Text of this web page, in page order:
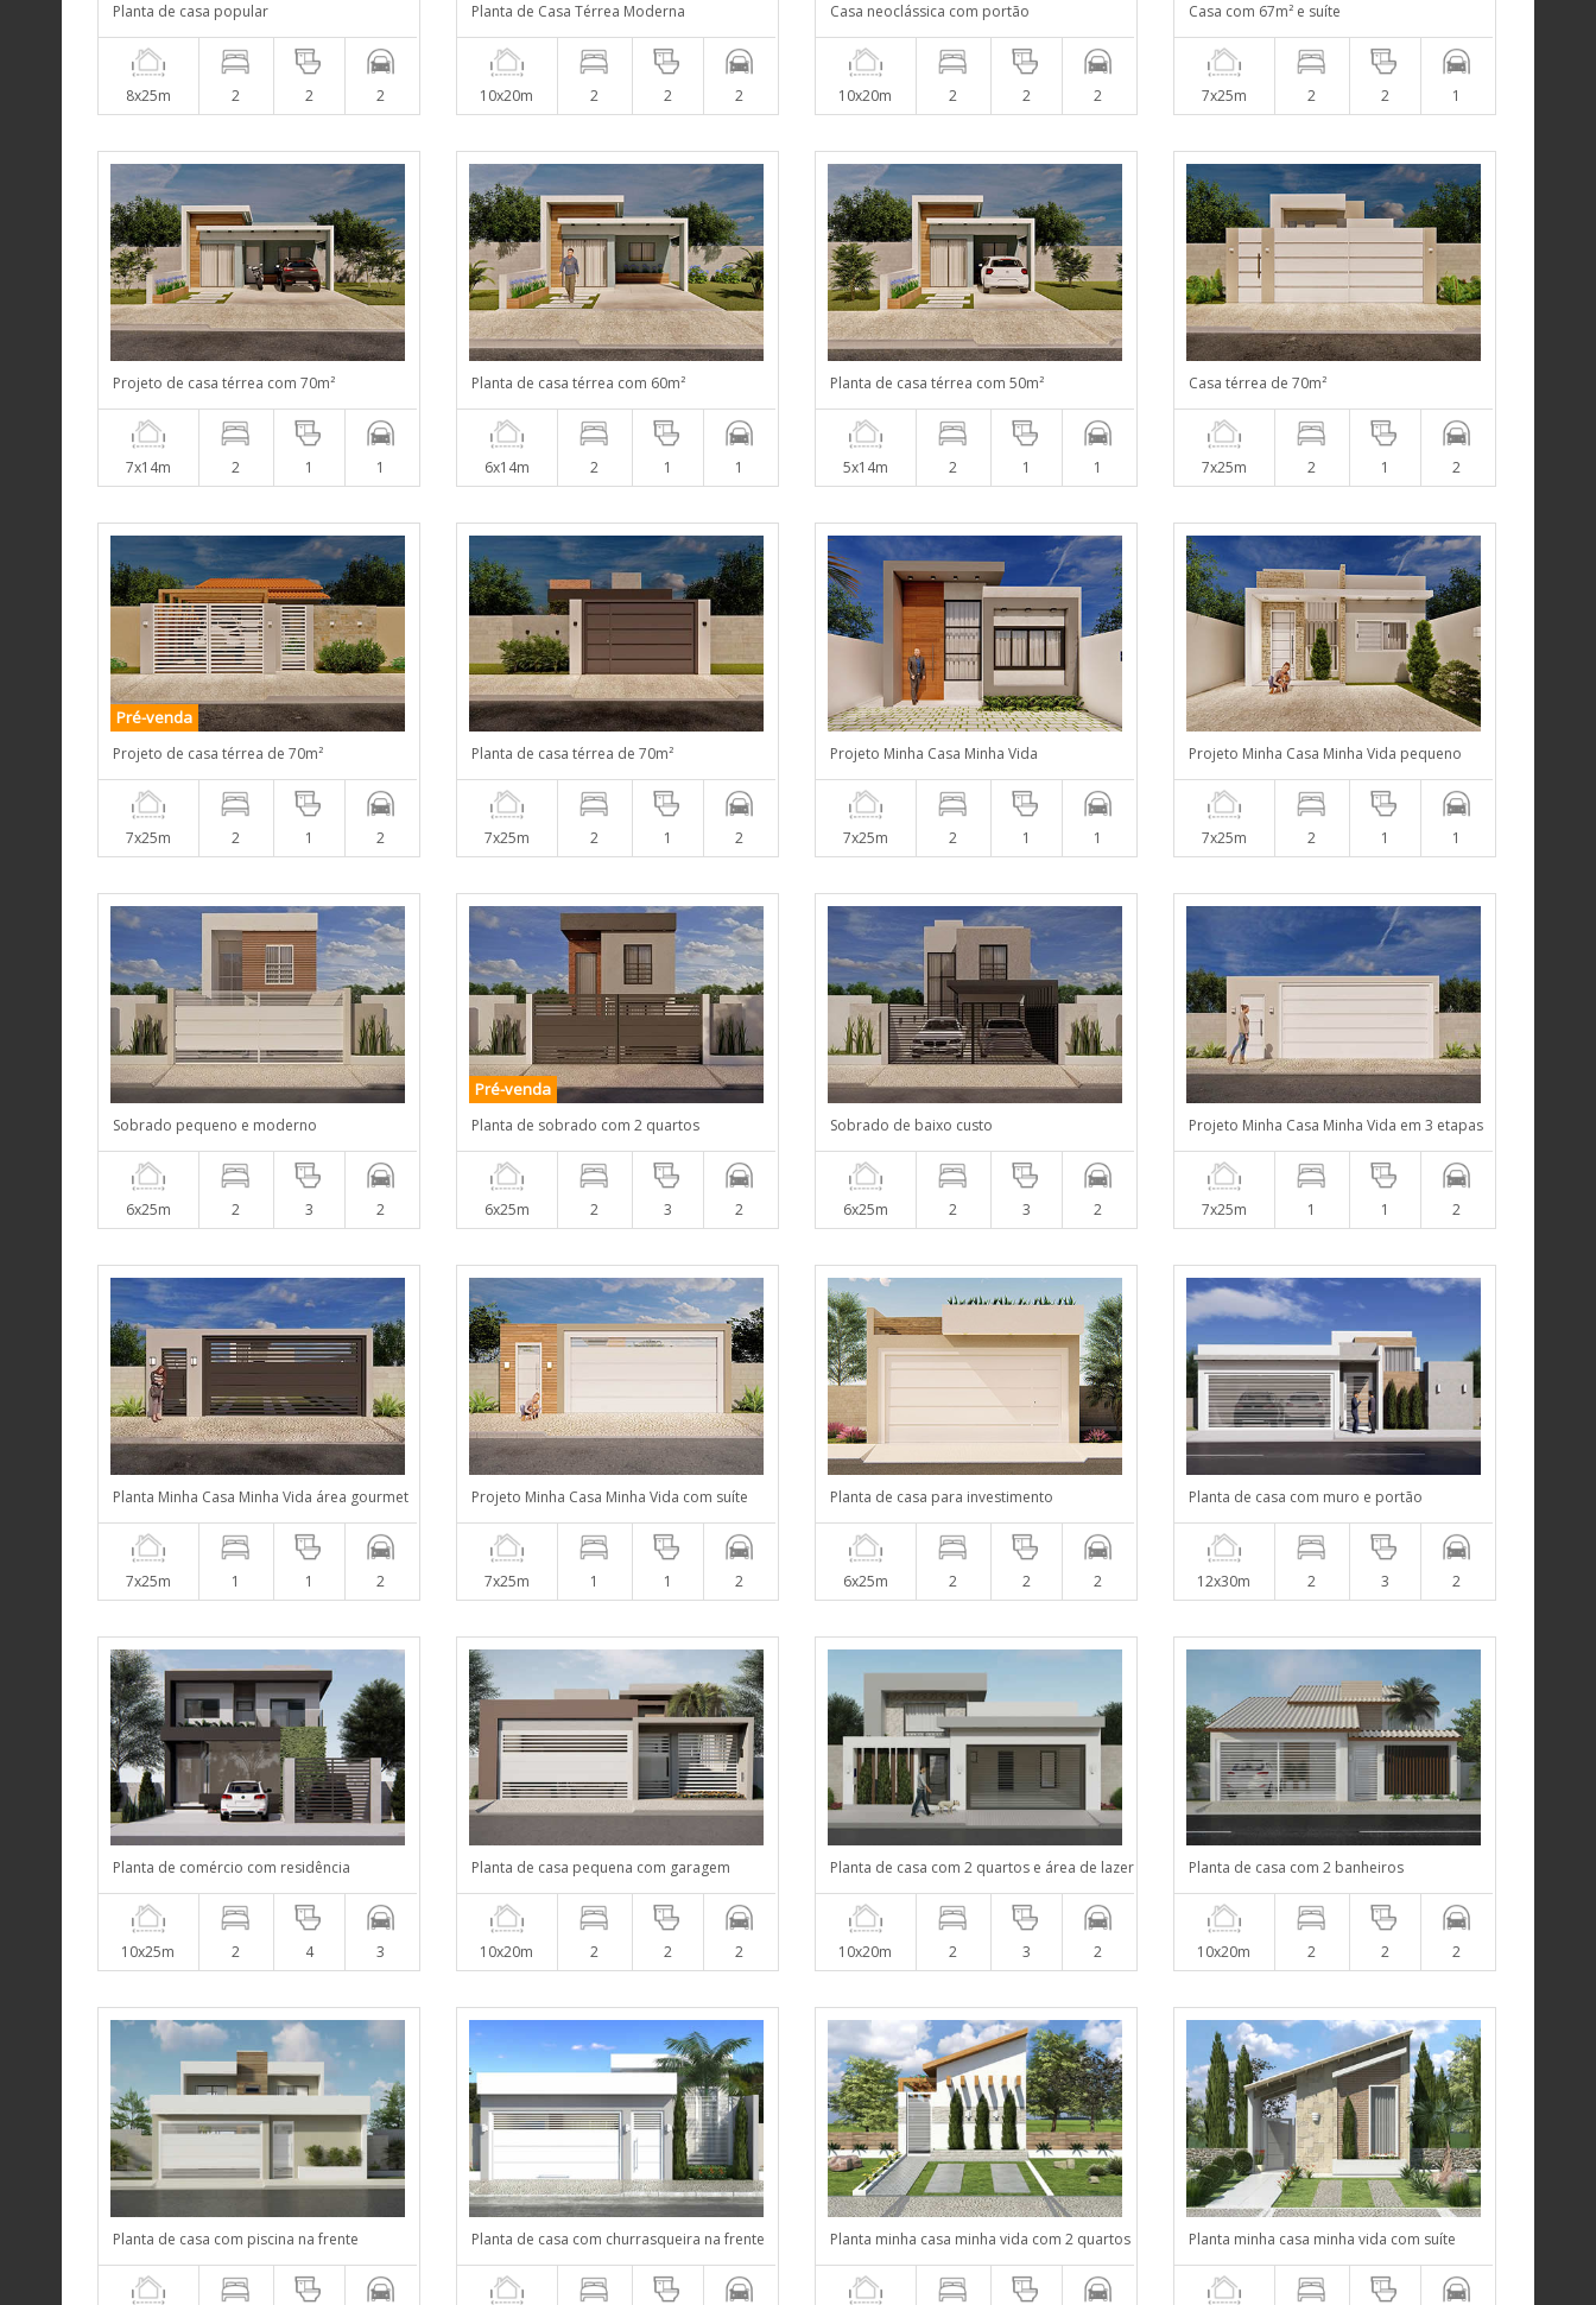
Planta de casa popular
8x25m 2 2 2
Planta de Casa Térrea Moderna
10x20m 2 2 2
Casa neoclássica com portão
10x20m 2 2 2
Casa com 67m² e suíte
7x25m 2 2 1
Projeto de casa térrea com 70m²
7x14m 2 1 1
Planta de casa térrea com 60m²
6x14m 2 1 1
Planta de casa térrea com 50m²
5x14m 2 1 1
Casa térrea de 70m²
7x25m 2 1 2
Pré-venda
Projeto de casa térrea de 70m²
7x25m 2 1 2
Planta de casa térrea de 70m²
7x25m 2 1 2
Projeto Minha Casa Minha Vida
7x25m 2 1 1
Projeto Minha Casa Minha Vida pequeno
7x25m 2 1 1
Sobrado pequeno e moderno
6x25m 2 3 2
Pré-venda
Planta de sobrado com 2 quartos
6x25m 2 3 2
Sobrado de baixo custo
6x25m 2 3 2
Projeto Minha Casa Minha Vida em 3 etapas
7x25m 1 1 2
Planta Minha Casa Minha Vida área gourmet
7x25m 1 1 2
Projeto Minha Casa Minha Vida com suíte
7x25m 1 1 2
Planta de casa para investimento
6x25m 2 2 2
Planta de casa com muro e portão
12x30m 2 3 2
Planta de comércio com residência
10x25m 2 4 3
Planta de casa pequena com garagem
10x20m 2 2 2
Planta de casa com 2 quartos e área de lazer
10x20m 2 3 2
Planta de casa com 2 banheiros
10x20m 2 2 2
Planta de casa com piscina na frente Planta de casa com churrasqueira na frente Planta minha casa minha vida com 2 quartos Planta minha casa minha vida com suíte